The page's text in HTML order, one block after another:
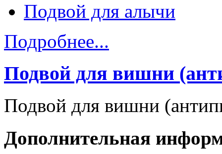
Подвой для алычи
Подробнее...
Подвой для вишни
Подвой для вишни
Дополнительная